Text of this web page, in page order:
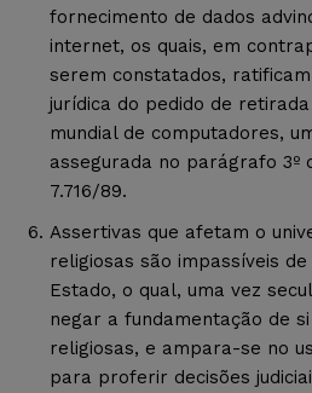
fornecimento de dados
internet, os quais, em
serem constatados,
jurídica do pedido de
mundial de computadores,
assegurada no parágrafo 3º
7.716/89.
Assertivas que afetam o
religiosas são impassíveis
Estado, o qual, uma vez
negar a fundamentação de
religiosas, e ampara-se no
para proferir decisões